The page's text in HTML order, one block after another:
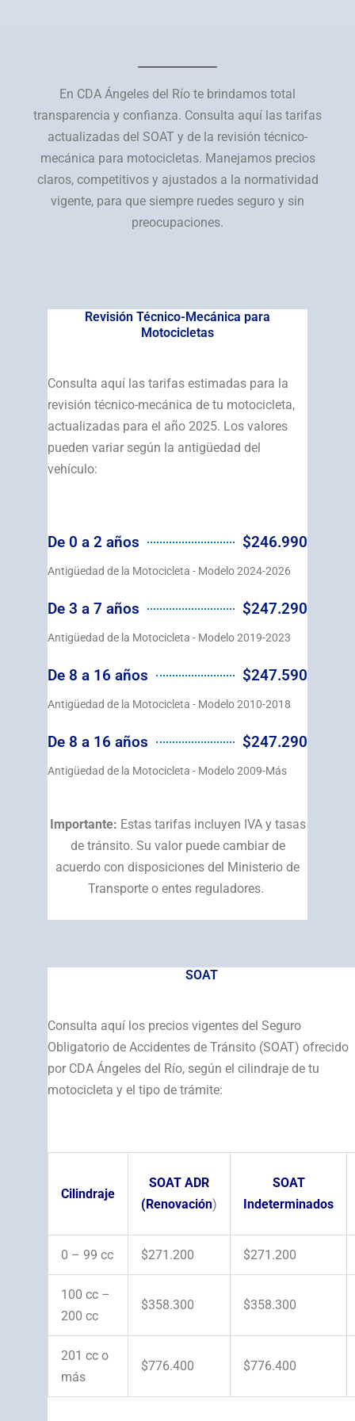
En CDA Ángeles del Río te brindamos total
transparencia y confianza. Consulta aquí las tarifas
actualizadas del SOAT y de la revisión técnico-
mecánica para motocicletas. Manejamos precios
claros, competitivos y ajustados a la normatividad
vigente, para que siempre ruedes seguro y sin
preocupaciones.
Revisión Técnico-Mecánica para
Motocicletas
Consulta aquí las tarifas estimadas para la
revisión técnico-mecánica de tu motocicleta,
actualizadas para el año 2025. Los valores
pueden variar según la antigüedad del
vehículo:
De 0 a 2 años $246.990
Antigüedad de la Motocicleta - Modelo 2024-2026
De 3 a 7 años $247.290
Antigüedad de la Motocicleta - Modelo 2019-2023
De 8 a 16 años $247.590
Antigüedad de la Motocicleta - Modelo 2010-2018
De 8 a 16 años $247.290
Antigüedad de la Motocicleta - Modelo 2009-Más
Importante: Estas tarifas incluyen IVA y tasas
de tránsito. Su valor puede cambiar de
acuerdo con disposiciones del Ministerio de
Transporte o entes reguladores.
SOAT
Consulta aquí los precios vigentes del Seguro
Obligatorio de Accidentes de Tránsito (SOAT) ofrecido
por CDA Ángeles del Río, según el cilindraje de tu
motocicleta y el tipo de trámite:
Cilindraje
SOAT ADR
(Renovación)
SOAT
Indeterminados
0 – 99 cc $271.200 $271.200
100 cc –
200 cc
$358.300 $358.300
201 cc o
más
$776.400 $776.400